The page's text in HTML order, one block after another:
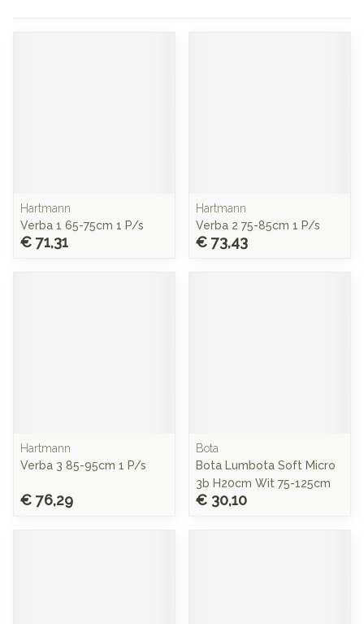
Hartmann
Verba 1 65-75cm 1 P/s
€ 71,31
Hartmann
Verba 2 75-85cm 1 P/s
€ 73,43
Hartmann
Verba 3 85-95cm 1 P/s
€ 76,29
Bota
Bota Lumbota Soft Micro
3b H20cm Wit 75-125cm
€ 30,10